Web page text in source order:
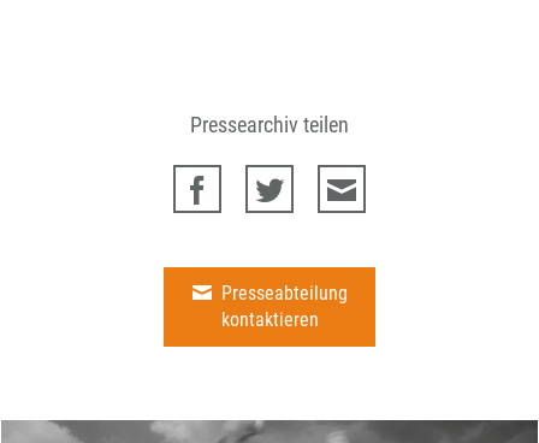
Pressearchiv teilen
Presseabteilung
kontaktieren